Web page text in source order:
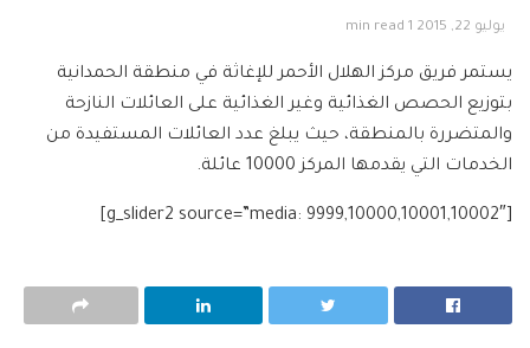
يوليو 22, 2015 1 min read
يستمر فريق مركز الهلال الأحمر للإغاثة في منطقة الحمدانية
بتوزيع الحصص الغذائية وغير الغذائية على العائلات النازحة
والمتضررة بالمنطقة، حيث يبلغ عدد العائلات المستفيدة من
الخدمات التي يقدمها المركز 10000 عائلة.
[g_slider2 source=”media: 9999,10000,10001,10002″]